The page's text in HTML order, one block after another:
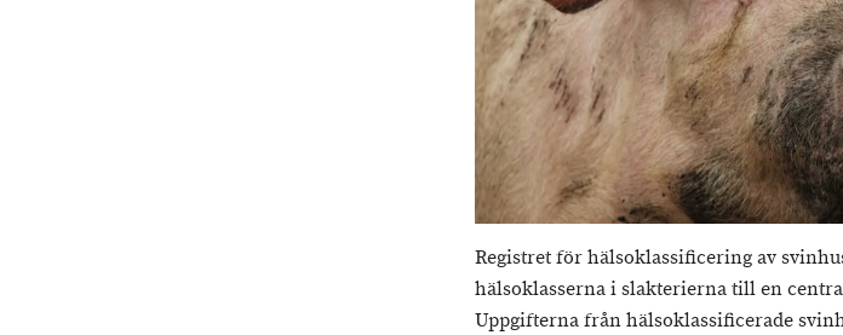
Registret för hälsoklassificering av
hälsoklasserna i slakterierna till en
Uppgifterna från hälsoklassificerade